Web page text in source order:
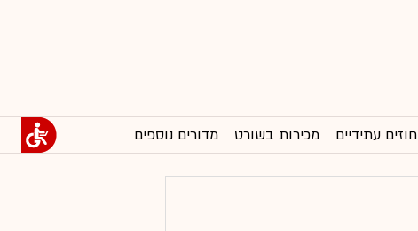
חוזים עתידיים מכירות בשורט מדורים נוספים